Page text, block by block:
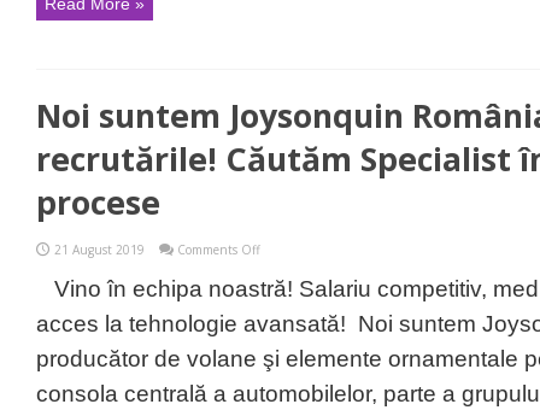
Noi suntem Joysonquin
recrutările! Căutăm Specialist
procese
21 August 2019 Comments Offon
suntem
Joysonquin România
și
continuăm
recrutările!
Căutăm
Specialist
îmbunătățire
Vino în echipa noastră! Salariu competitiv,
acces la tehnologie avansată! Noi suntem
producător de volane şi elemente ornamentale
consola centrală a automobilelor, parte a